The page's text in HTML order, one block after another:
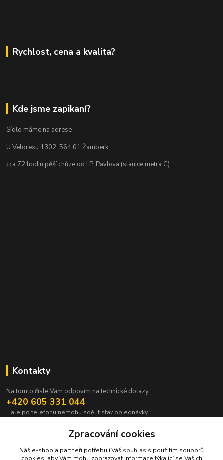
Rychlost, cena a kvalita?
Kde jsme zapikaní?
Sídlo máme na adrese
U Velorexu 1302, 564 01 Žamberk
cca 72 hodin pěší chůze od I.P. Pavlova (stanice metra C)
Kontakty
Na tomto čísle Vám odpovím na technické dotazy...
+420 605 331 044
...ale po telefonu nemohu sdělit stav objednávky.
pavek@janpavek.comZpracování cookies
Náš e-shop a partneři potřebují Váš souhlas s použitím souborů
cookies, aby Vám mohli zobrazovat informace týkající se Vašich